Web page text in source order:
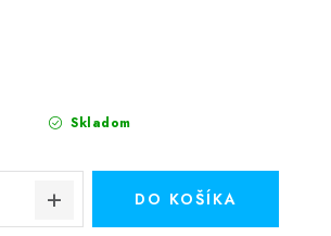
Skladom
DO KOŠÍKA